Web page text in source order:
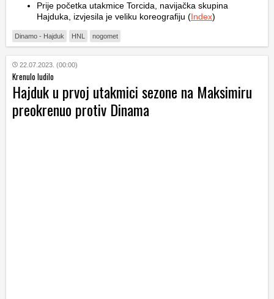
Prije početka utakmice Torcida, navijačka skupina
Hajduka, izvjesila je veliku koreografiju (Index)
Dinamo - Hajduk HNL nogomet
22.07.2023. (00:00)
Krenulo ludilo
Hajduk u prvoj utakmici sezone na Maksimiru
preokrenuo protiv Dinama